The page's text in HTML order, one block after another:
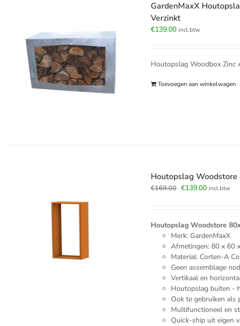
GardenMaxX
Verzinkt
€139.00 incl.btw
Houtopslag Woodbox Zinc
Toevoegen aan winkelwagen
Houtopslag
€169.00 Oorspronkelijke
€139.00Huidige
incl.btw
Houtopslag Woodstore
Merk: GardenMaxX
Afmetingen: 80 x 60
Material: Corten-A
Geen assemblage
Vertikaal en
Houtopslag buiten -
Ook te gebruiken als
Multifunctioneel en
Quick-ship uit eigen